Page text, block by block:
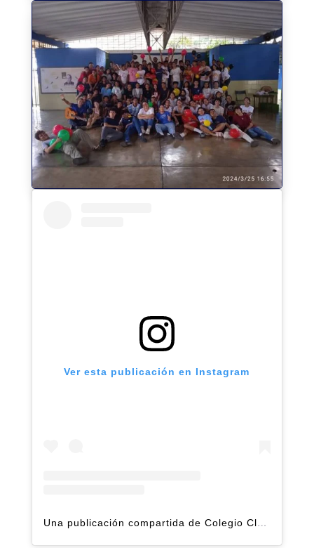
Ver esta publicación en Instagram
Una publicación compartida de Colegio Claret | Alto Hatillo (@clarethatillo)